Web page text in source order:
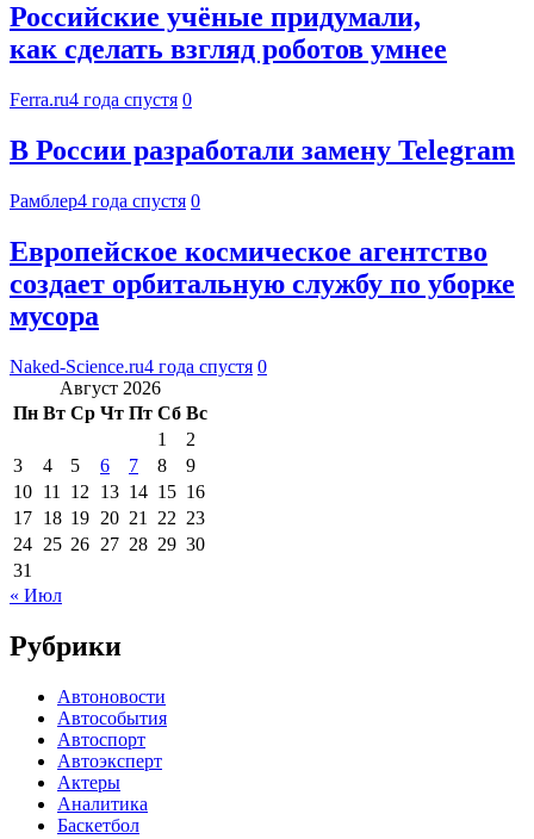
Российские учёные придумали,
как сделать взгляд роботов умнее
Ferra.ru4 года спустя 0
В России разработали замену Telegram
Рамблер4 года спустя 0
Европейское космическое агентство
создает орбитальную службу по уборке
мусора
Naked-Science.ru4 года спустя 0
Август 2026
Пн Вт Ср Чт Пт Сб Вс
1
2
3
4 5 6 7 8
9
10 11 12 13 14 15 16
17 18 19 20 21 22 23
24 25 26 27 28 29 30
31
« Июл
Рубрики
Автоновости
Автособытия
Автоспорт
Автоэксперт
Актеры
Аналитика
Баскетбол